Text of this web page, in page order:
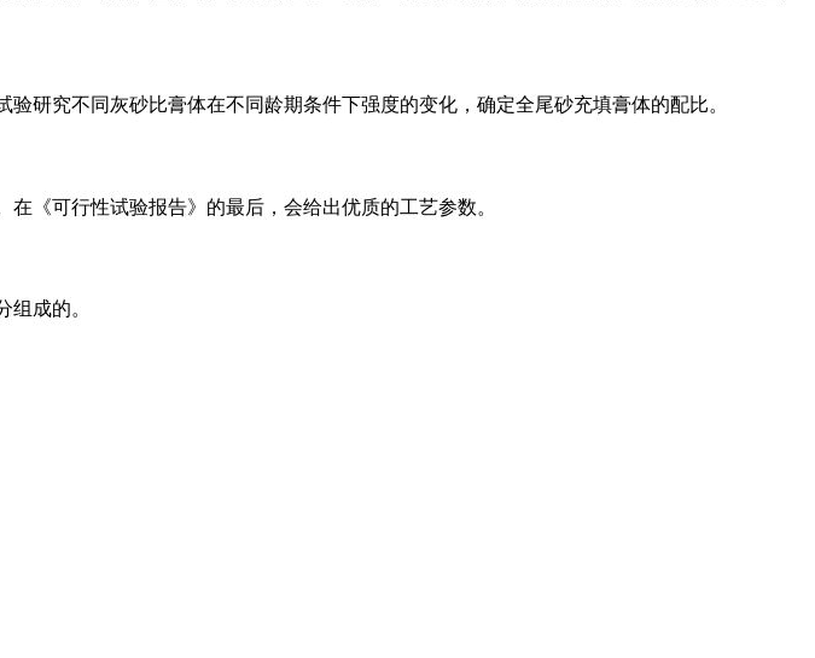
研究不同灰砂比膏体在不同龄期条件下强度的变化，确定全尾砂充填膏体的配比。
《可行性试验报告》的最后，会给出优质的工艺参数。
成的。